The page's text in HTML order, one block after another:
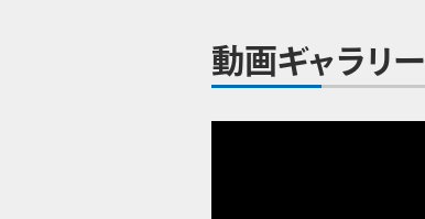
動画ギャラリー